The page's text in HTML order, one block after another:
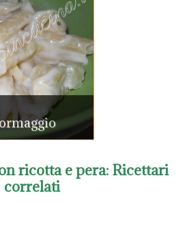
ricotta e pera: Ricettari
correlati